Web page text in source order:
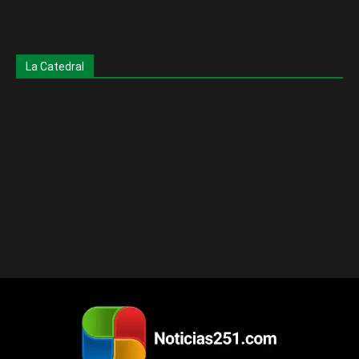
La Catedral